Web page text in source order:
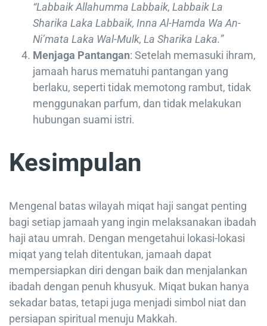
“Labbaik Allahumma Labbaik, Labbaik La
Sharika Laka Labbaik, Inna Al-Hamda Wa An-
Ni’mata Laka Wal-Mulk, La Sharika Laka.”
Menjaga Pantangan: Setelah memasuki ihram,
jamaah harus mematuhi pantangan yang
berlaku, seperti tidak memotong rambut, tidak
menggunakan parfum, dan tidak melakukan
hubungan suami istri.
Kesimpulan
Mengenal batas wilayah miqat haji sangat penting
bagi setiap jamaah yang ingin melaksanakan ibadah
haji atau umrah. Dengan mengetahui lokasi-lokasi
miqat yang telah ditentukan, jamaah dapat
mempersiapkan diri dengan baik dan menjalankan
ibadah dengan penuh khusyuk. Miqat bukan hanya
sekadar batas, tetapi juga menjadi simbol niat dan
persiapan spiritual menuju Makkah.